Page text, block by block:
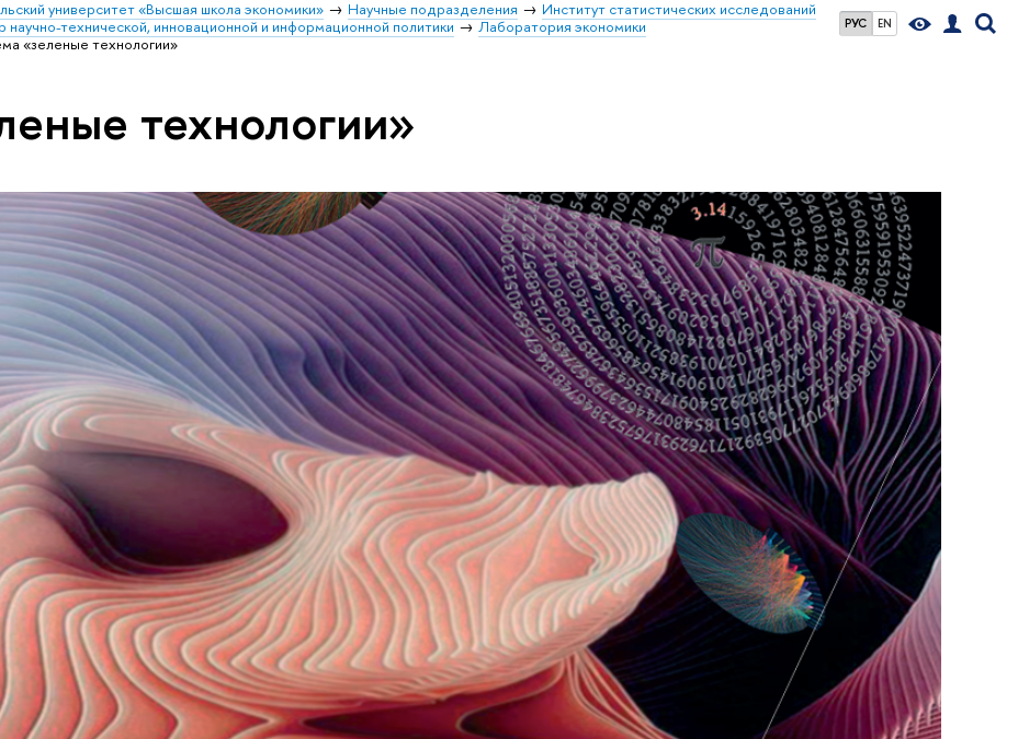
РУС EN
университет «Высшая школа экономики» Научные подразделения
Институт статистических исследований
научно-технической, инновационной и информационной политики
Лаборатория экономики
«зеленые технологии»
технологии»